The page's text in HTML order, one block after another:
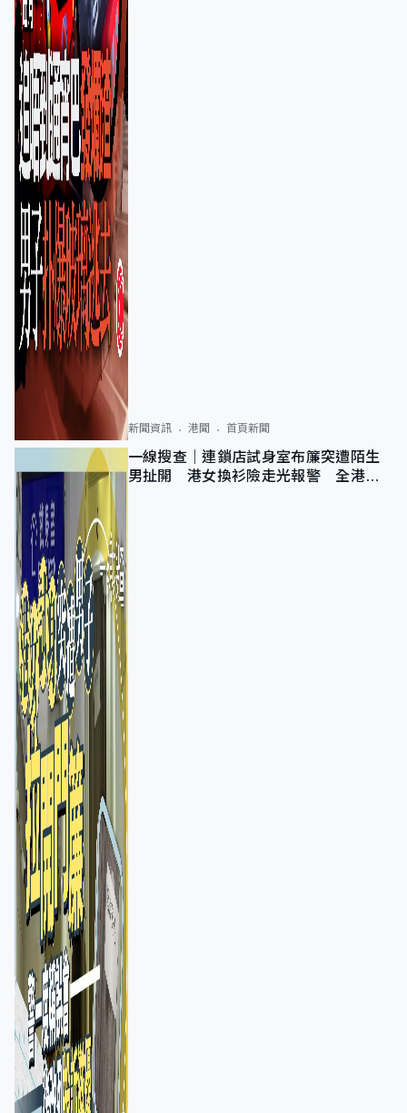
新聞資訊 港聞 首頁新聞
一線搜查｜連鎖店試身室布簾突遭陌生
男扯開 港女換衫險走光報警 全港分